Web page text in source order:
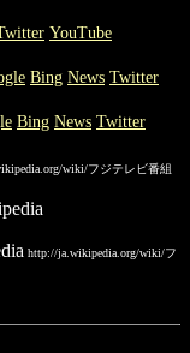
YouTube
Bing News Twitter
Bing News Twitter
wiki/フジテレビ番組
http://ja.wikipedia.org/wiki/フ